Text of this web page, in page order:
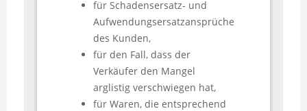
für Schadensersatz- und
Aufwendungsersatzansprüche
des Kunden,
für den Fall, dass der
Verkäufer den Mangel
arglistig verschwiegen hat,
für Waren, die entsprechend